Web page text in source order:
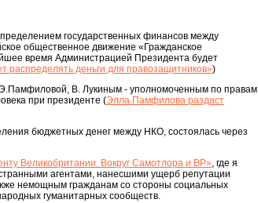
государственных финансов между
общественное движение «Гражданское
время Администрацией Президента будет
распределять деньги для правозащитников»)
В. Лукиным - уполномоченным по правам
при президенте (Элла Памфилова раздаст
бюджетных денег между НКО, состоялась через
Великобритании. Вокруг Самотлора и ВP», где я
агентами, нанесшими ущерб репутации
немощным гражданам со стороны социальных
гуманитарных сообществ.